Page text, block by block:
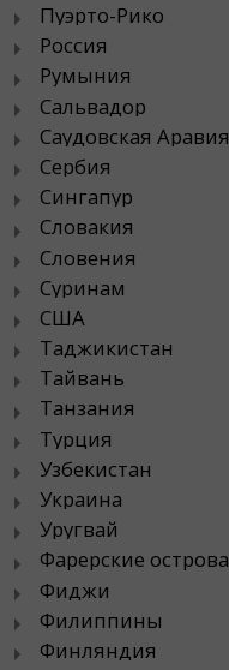
Пуэрто-Рико
Россия
Румыния
Сальвадор
Саудовская Аравия
Сербия
Сингапур
Словакия
Словения
Суринам
США
Таджикистан
Тайвань
Танзания
Турция
Узбекистан
Украина
Уругвай
Фарерские острова
Фиджи
Филиппины
Финляндия